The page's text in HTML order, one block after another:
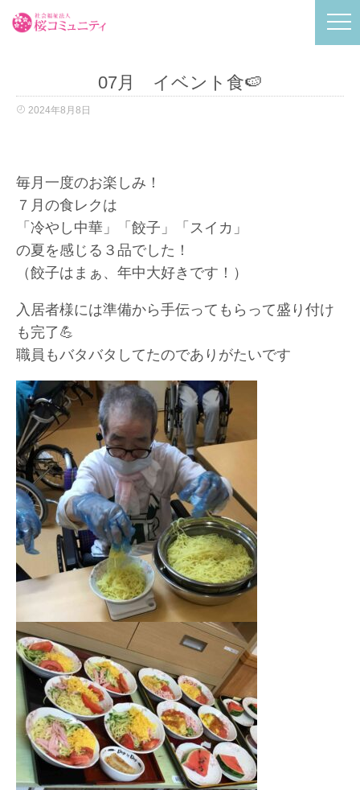
07月 イベント食🍉
2024年8月8日
毎月一度のお楽しみ！
７月の食レクは
「冷やし中華」「餃子」「スイカ」
の夏を感じる３品でした！
（餃子はまぁ、年中大好きです！）
入居者様には準備から手伝ってもらって盛り付け
も完了💪
職員もバタバタしてたのでありがたいです